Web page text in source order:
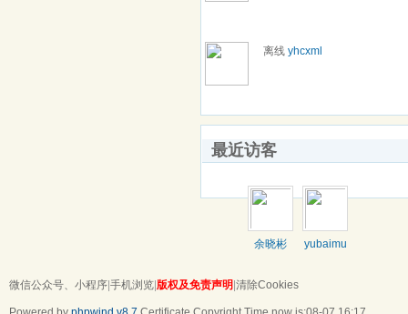
离线 yhcxml
最近访客
余晓彬 yubaimu
微信公众号、小程序 手机浏览 版权及免责声明 清除Cookies